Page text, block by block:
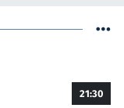
21:30